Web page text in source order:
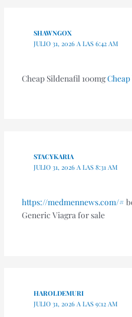
SHAWNGOX
JULIO 31, 2026 A LAS 6:42 AM
Cheap Sildenafil 100mg
STACYKARIA
JULIO 31, 2026 A LAS 8:31 AM
https://medmennews.com/#
Generic Viagra for sale
HAROLDEMURI
JULIO 31, 2026 A LAS 9:12 AM